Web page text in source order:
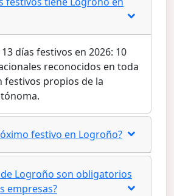
días festivos en 2026: 10
reconocidos en toda
festivos propios de la
festivo en Logroño?
Logroño son obligatorios
empresas?